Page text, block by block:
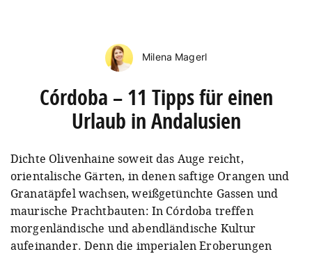
Milena Magerl
Córdoba – 11 Tipps für einen
Urlaub in Andalusien
Dichte Olivenhaine soweit das Auge reicht,
orientalische Gärten, in denen saftige Orangen und
Granatäpfel wachsen, weißgetünchte Gassen und
maurische Prachtbauten: In Córdoba treffen
morgenländische und abendländische Kultur
aufeinander. Denn die imperialen Eroberungen